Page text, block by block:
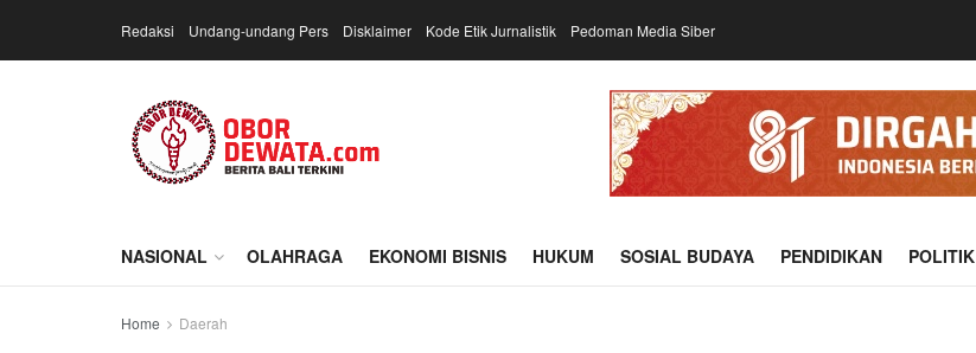
Redaksi Undang-undang Pers Disklaimer Kode Etik Jurnalistik Pedoman Media Siber
NASIONAL OLAHRAGA EKONOMI BISNIS HUKUM SOSIAL BUDAYA PENDIDIKAN POLITIK
Home Daerah